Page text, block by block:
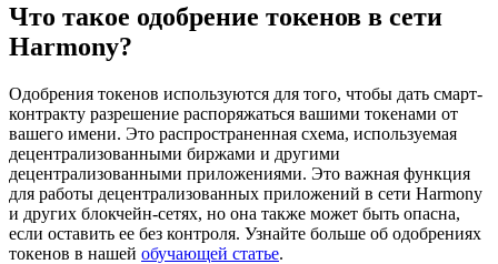
Что такое одобрение токенов в сети
Harmony?
Одобрения токенов используются для того, чтобы дать смарт-
контракту разрешение распоряжаться вашими токенами от
вашего имени. Это распространенная схема, используемая
децентрализованными биржами и другими
децентрализованными приложениями. Это важная функция
для работы децентрализованных приложений в сети Harmony
и других блокчейн-сетях, но она также может быть опасна,
если оставить ее без контроля. Узнайте больше об одобрениях
токенов в нашей обучающей статье.